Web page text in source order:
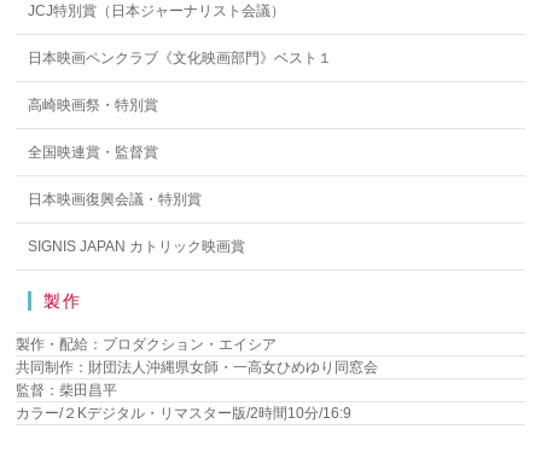
JCJ特別賞（日本ジャーナリスト会議）
日本映画ペンクラブ《文化映画部門》ベスト１
高崎映画祭・特別賞
全国映連賞・監督賞
日本映画復興会議・特別賞
SIGNIS JAPAN カトリック映画賞
製作
製作・配給：プロダクション・エイシア
共同制作：財団法人沖縄県女師・一高女ひめゆり同窓会
監督：柴田昌平
カラー/２Kデジタル・リマスター版/2時間10分/16:9